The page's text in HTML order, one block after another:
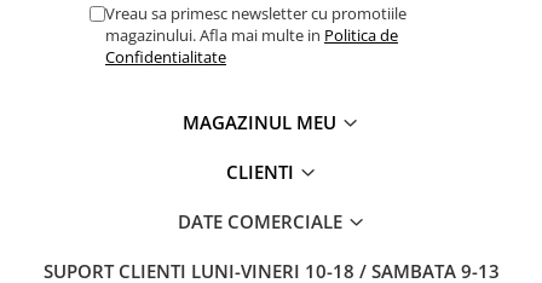
Vreau sa primesc newsletter cu promotiile
magazinului. Afla mai multe in Politica de
Confidentialitate
MAGAZINUL MEU
CLIENTI
DATE COMERCIALE
SUPORT CLIENTI LUNI-VINERI 10-18 / SAMBATA 9-13